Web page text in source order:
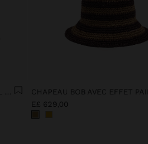
CHAPEAU EN MAILLE AVEC DÉTAIL GÉOMÉTRIQUE
E£ 629,00